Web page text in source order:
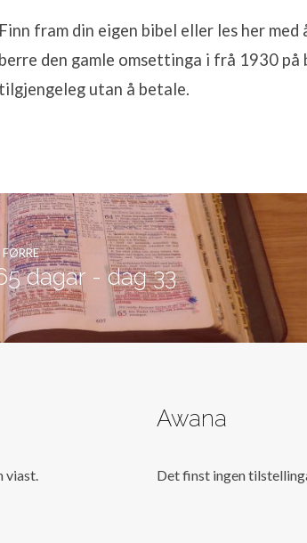
–
dag
Finn fram din eigen bibel eller les her
berre den gamle omsettinga i frå 1930 på
tilgjengeleg utan å betale.
FØRRE
dagar - dag 33
viast.
Awana
Det finst ingen